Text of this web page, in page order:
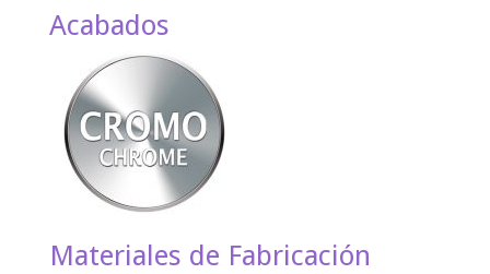
Acabados
Materiales de Fabricación